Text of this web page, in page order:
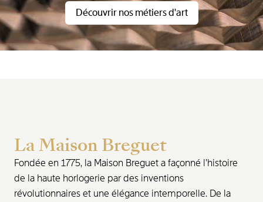
Découvrir nos métiers d'art
La Maison Breguet
Fondée en 1775, la Maison Breguet a façonné l’histoire
de la haute horlogerie par des inventions
révolutionnaires et une élégance intemporelle. De la